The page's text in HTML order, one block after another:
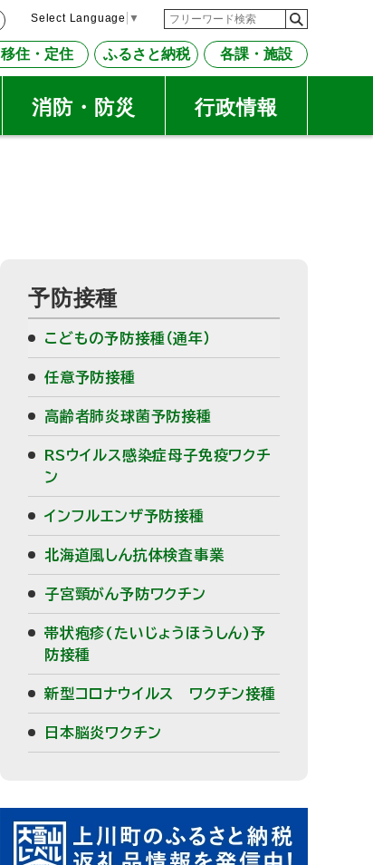
Select Language ▼
検
キ
ー
ド
検
索
移住・定住 ふるさと納税 各課・施設
消防・防災 行政情報
予防接種
こどもの予防接種（通年）
任意予防接種
高齢者肺炎球菌予防接種
RSウイルス感染症母子免疫ワクチ
ン
インフルエンザ予防接種
北海道風しん抗体検査事業
子宮頸がん予防ワクチン
帯状疱疹(たいじょうほうしん)予
防接種
新型コロナウイルス ワクチン接種
日本脳炎ワクチン
ピ